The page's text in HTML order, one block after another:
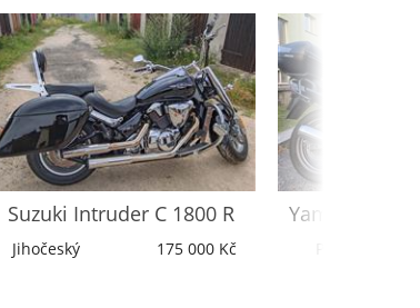
Intruder C 1800 R
175 000 Kč
YamahaXJ 600 S